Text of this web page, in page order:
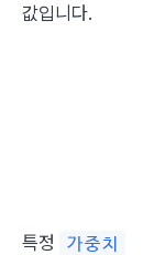
값입니다.
특정 가중치